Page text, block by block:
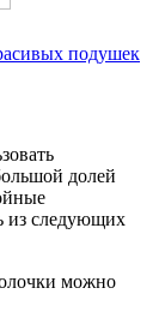
подушек
долей
из следующих
можно